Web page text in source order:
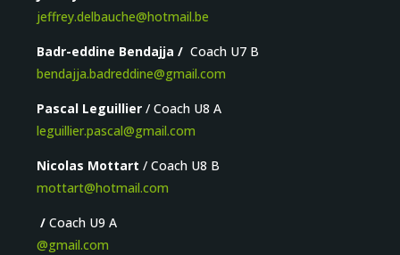
jeffrey.delbauche@hotmail.be
Badr-eddine Bendajja / Coach U7 B
bendajja.badreddine@gmail.com
Pascal Leguillier / Coach U8 A
leguillier.pascal@gmail.com
Nicolas Mottart / Coach U8 B
mottart@hotmail.com
/ Coach U9 A
@gmail.com